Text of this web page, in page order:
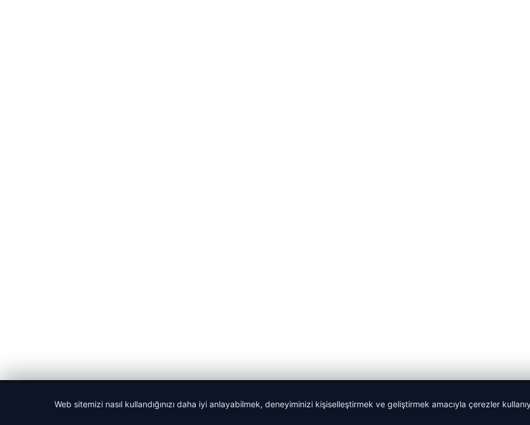
Web sitemizi nasıl kullandığınızı daha iyi anlayabilmek, deneyiminizi kişiselleştirmek ve geliştirmek amacıyla çerezler